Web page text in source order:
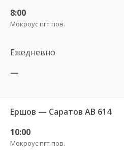
8:00
Мокроус пгт пов.
Ежедневно
—
Ершов — Саратов АВ 614
10:00
Мокроус пгт пов.